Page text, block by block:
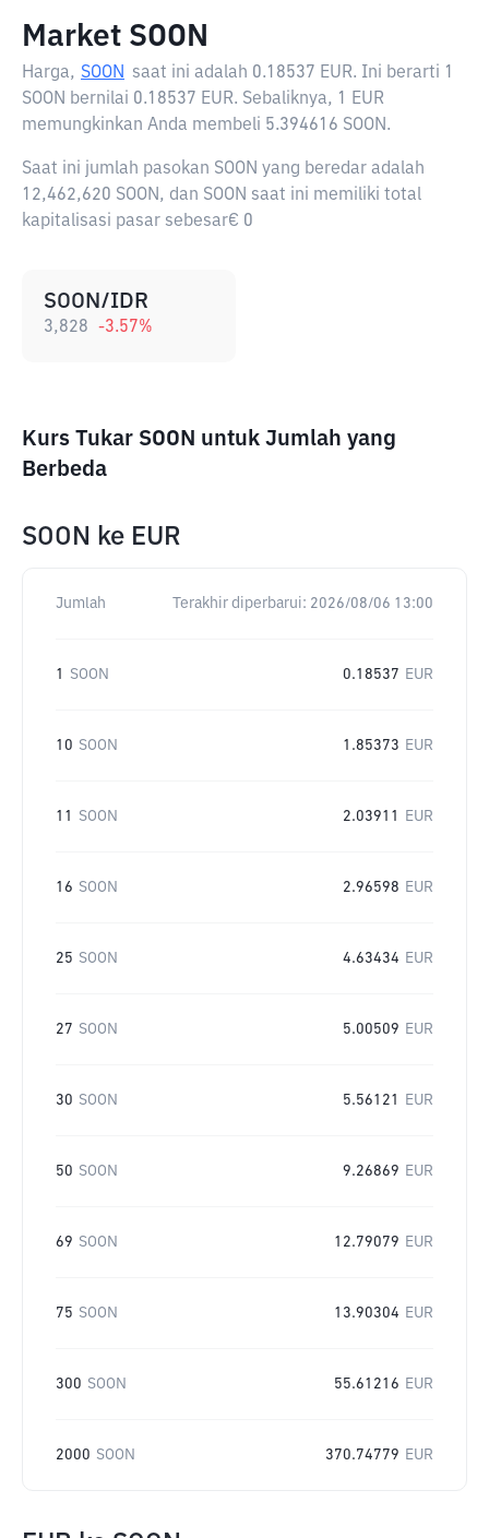
Market SOON
Harga, SOON saat ini adalah 0.18537 EUR. Ini berarti 1
SOON bernilai 0.18537 EUR. Sebaliknya, 1 EUR
memungkinkan Anda membeli 5.394616 SOON.
Saat ini jumlah pasokan SOON yang beredar adalah
12,462,620 SOON, dan SOON saat ini memiliki total
kapitalisasi pasar sebesar€ 0
SOON/IDR
3,828 -3.57%
Kurs Tukar SOON untuk Jumlah yang
Berbeda
SOON ke EUR
Jumlah Terakhir diperbarui: 2026/08/06 13:00
1 SOON 0.18537 EUR
10 SOON 1.85373 EUR
11 SOON 2.03911 EUR
16 SOON 2.96598 EUR
25 SOON 4.63434 EUR
27 SOON 5.00509 EUR
30 SOON 5.56121 EUR
50 SOON 9.26869 EUR
69 SOON 12.79079 EUR
75 SOON 13.90304 EUR
300 SOON 55.61216 EUR
2000 SOON 370.74779 EUR